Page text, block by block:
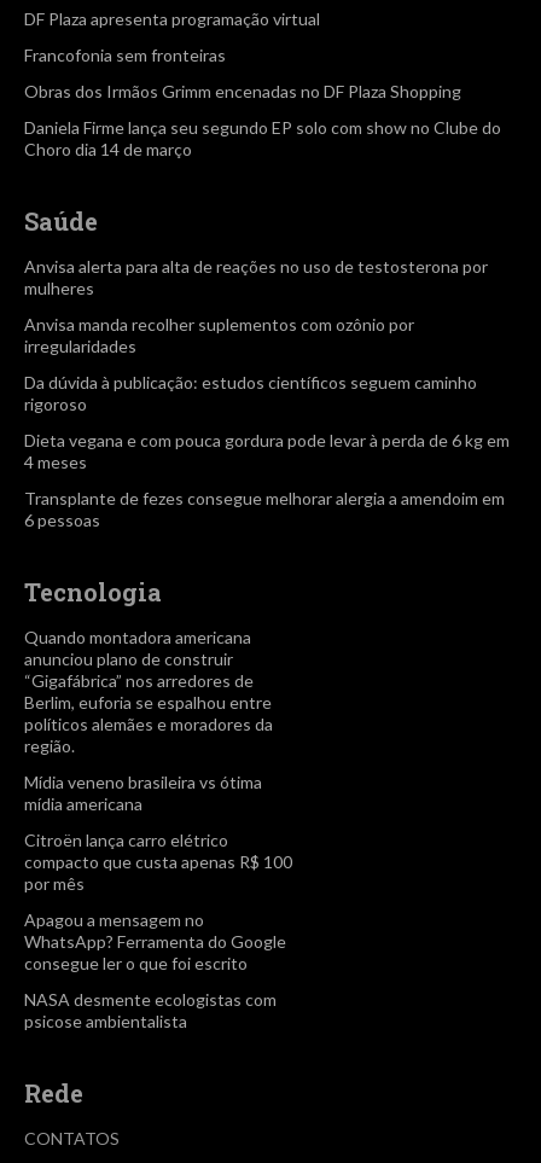
DF Plaza apresenta programação virtual
Francofonia sem fronteiras
Obras dos Irmãos Grimm encenadas no DF Plaza Shopping
Daniela Firme lança seu segundo EP solo com show no Clube do
Choro dia 14 de março
Saúde
Anvisa alerta para alta de reações no uso de testosterona por
mulheres
Anvisa manda recolher suplementos com ozônio por
irregularidades
Da dúvida à publicação: estudos científicos seguem caminho
rigoroso
Dieta vegana e com pouca gordura pode levar à perda de 6 kg em
4 meses
Transplante de fezes consegue melhorar alergia a amendoim em
6 pessoas
Tecnologia
Quando montadora americana
anunciou plano de construir
“Gigafábrica” nos arredores de
Berlim, euforia se espalhou entre
políticos alemães e moradores da
região.
Mídia veneno brasileira vs ótima
mídia americana
Citroën lança carro elétrico
compacto que custa apenas R$ 100
por mês
Apagou a mensagem no
WhatsApp? Ferramenta do Google
consegue ler o que foi escrito
NASA desmente ecologistas com
psicose ambientalista
Rede
CONTATOS